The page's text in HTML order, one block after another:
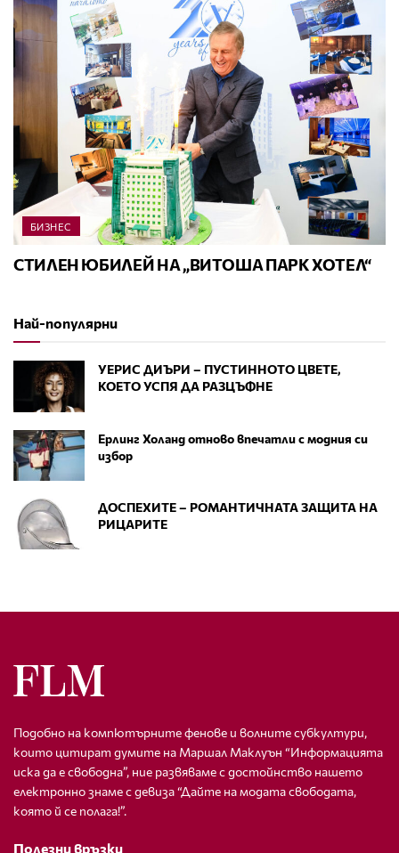
БИЗНЕС
СТИЛЕН ЮБИЛЕЙ НА „ВИТОША ПАРК ХОТЕЛ“
Най-популярни
УЕРИС ДИЪРИ – ПУСТИННОТО ЦВЕТЕ,
КОЕТО УСПЯ ДА РАЗЦЪФНЕ
Ерлинг Холанд отново впечатли с модния си
избор
ДОСПЕХИТЕ – РОМАНТИЧНАТА ЗАЩИТА НА
РИЦАРИТЕ
Подобно на компютърните фенове и волните субкултури,
които цитират думите на Маршал Маклуън “Информацията
иска да е свободна”, ние развяваме с достойнство нашето
електронно знаме с девиза “Дайте на модата свободата,
която й се полага!”.
Полезни връзки